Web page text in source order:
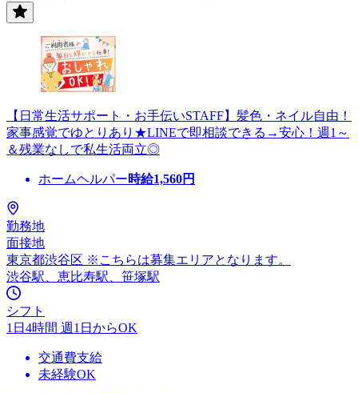
【日常生活サポート・お手伝いSTAFF】髪色・ネイル自由！
家事感覚でゆとりあり★LINEで即相談できる→安心！週1～
＆残業なしで私生活両立◎
ホームヘルパー時給1,560円
勤務地
面接地
東京都渋谷区 ※こちらは募集エリアとなります。
渋谷駅、恵比寿駅、笹塚駅
シフト
1日4時間 週1日からOK
交通費支給
未経験OK